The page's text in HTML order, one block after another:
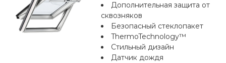
Дополнительная защита от
сквозняков
Безопасный стеклопакет
ThermoTechnology™
Стильный дизайн
Датчик дождя